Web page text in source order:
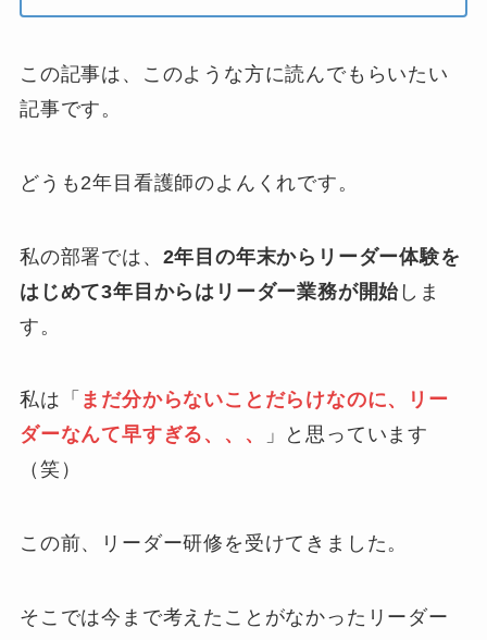
この記事は、このような方に読んでもらいたい
記事です。
どうも2年目看護師のよんくれです。
私の部署では、 2年目の年末からリーダー体験を
はじめて3年目からはリーダー業務が開始 しま
す。
私は「 まだ分からないことだらけなのに、リー
ダーなんて早すぎる、、、
」と思っています
（笑）
この前、リーダー研修を受けてきました。
そこでは今まで考えたことがなかったリーダー